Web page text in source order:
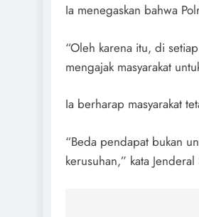
Ia menegaskan bahwa
“Oleh karena itu, di
mengajak masyarakat
Ia berharap masyarakat
“Beda pendapat bukan
kerusuhan,” kata